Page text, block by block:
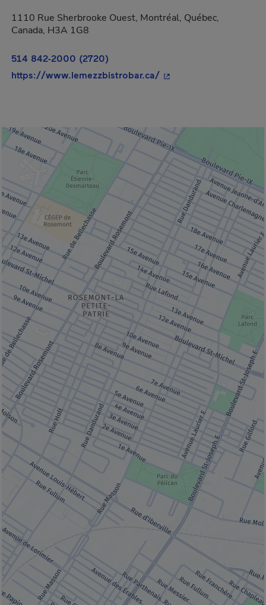
1110 Rue Sherbrooke Ouest, Montréal, Québec,
Canada, H3A 1G8
514 842-2000 (2720)
https://www.lemezzbistrobar.ca/- Cet hyperlien